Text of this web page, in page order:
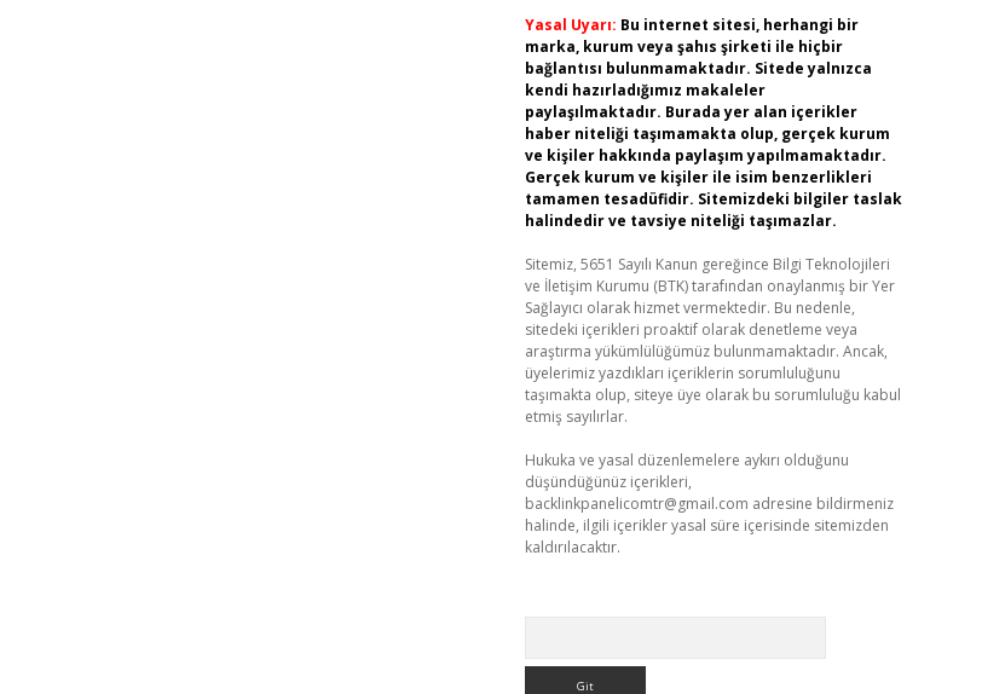
Yasal Uyarı: Bu internet sitesi, herhangi bir
marka, kurum veya şahıs şirketi ile hiçbir
bağlantısı bulunmamaktadır. Sitede yalnızca
kendi hazırladığımız makaleler
paylaşılmaktadır. Burada yer alan içerikler
haber niteliği taşımamakta olup, gerçek kurum
ve kişiler hakkında paylaşım yapılmamaktadır.
Gerçek kurum ve kişiler ile isim benzerlikleri
tamamen tesadüfidir. Sitemizdeki bilgiler taslak
halindedir ve tavsiye niteliği taşımazlar.
Sitemiz, 5651 Sayılı Kanun gereğince Bilgi Teknolojileri
ve İletişim Kurumu (BTK) tarafından onaylanmış bir Yer
Sağlayıcı olarak hizmet vermektedir. Bu nedenle,
sitedeki içerikleri proaktif olarak denetleme veya
araştırma yükümlülüğümüz bulunmamaktadır. Ancak,
üyelerimiz yazdıkları içeriklerin sorumluluğunu
taşımakta olup, siteye üye olarak bu sorumluluğu kabul
etmiş sayılırlar.
Hukuka ve yasal düzenlemelere aykırı olduğunu
düşündüğünüz içerikleri,
backlinkpanelicomtr@gmail.com adresine bildirmeniz
halinde, ilgili içerikler yasal süre içerisinde sitemizden
kaldırılacaktır.